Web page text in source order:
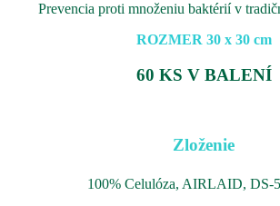
Prevencia proti množeniu baktérií v
ROZMER 30 x 30 cm
60 KS V BALENÍ
Zloženie
100% Celulóza, AIRLAID, DS-